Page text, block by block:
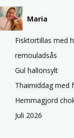
Maria
Fisktortillas med
remouladsås
Gul hallonsylt
Thaimiddag med
Hemmagjord
Juli 2026